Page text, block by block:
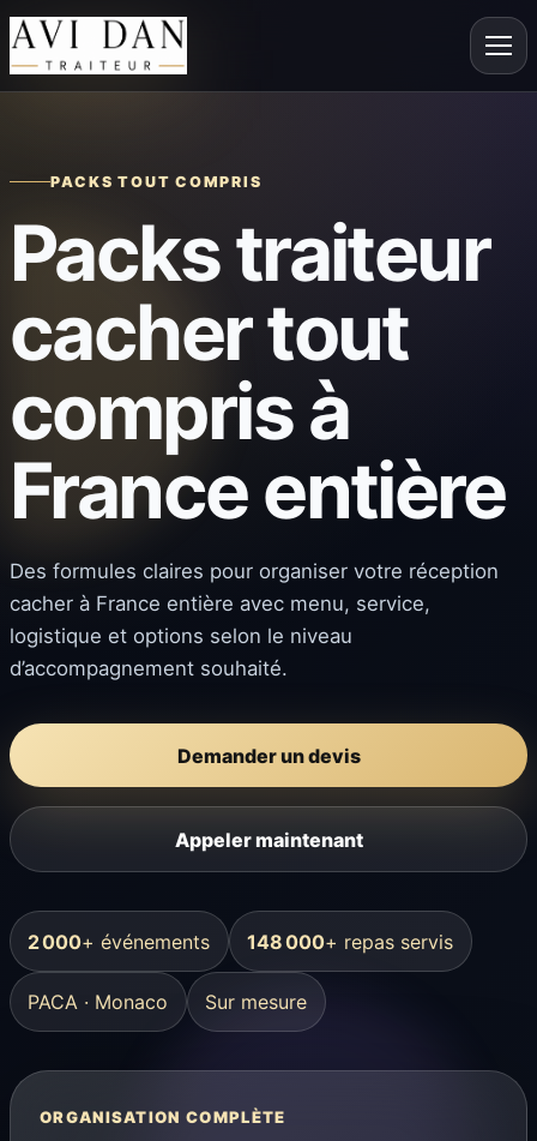
PACKS TOUT COMPRIS
Packs traiteur
cacher tout
compris à
France entière
Des formules claires pour organiser votre réception
cacher à France entière avec menu, service,
logistique et options selon le niveau
d’accompagnement souhaité.
Demander un devis
Appeler maintenant
2 000+ événements 148 000+ repas servis
PACA · Monaco Sur mesure
ORGANISATION COMPLÈTE